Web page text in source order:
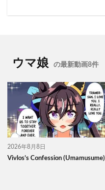
ウマ娘 の最新動画8件
2026年8月8日
Vivlos’s Confession (Umamusume)